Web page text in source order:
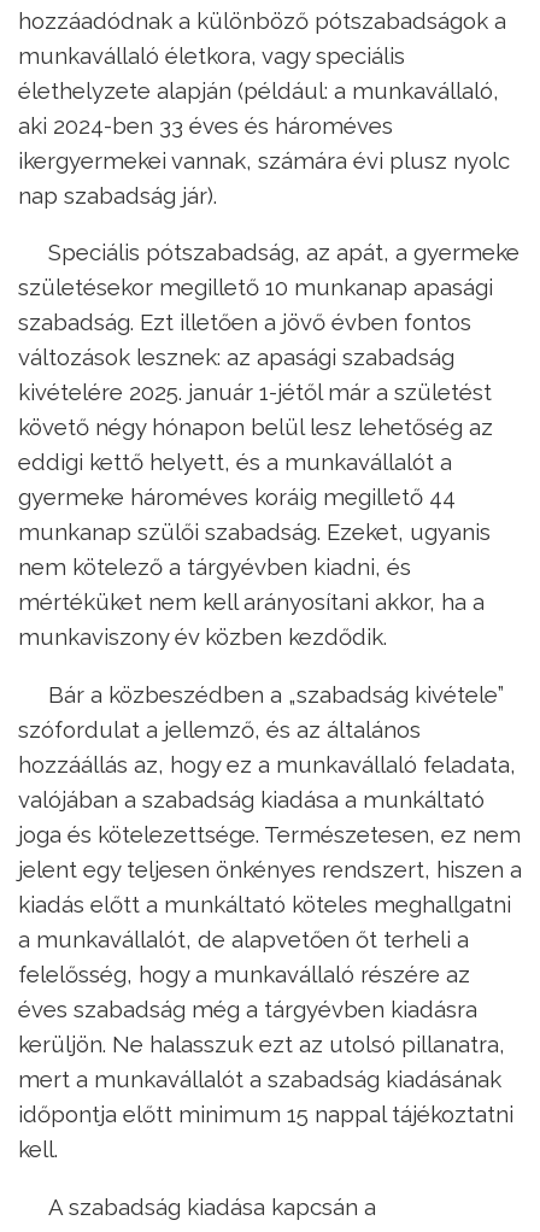
hozzáadódnak a különböző pótszabadságok a
munkavállaló életkora, vagy speciális
élethelyzete alapján (például: a munkavállaló,
aki 2024-ben 33 éves és hároméves
ikergyermekei vannak, számára évi plusz nyolc
nap szabadság jár).
Speciális pótszabadság, az apát, a gyermeke
születésekor megillető 10 munkanap apasági
szabadság. Ezt illetően a jövő évben fontos
változások lesznek: az apasági szabadság
kivételére 2025. január 1-jétől már a születést
követő négy hónapon belül lesz lehetőség az
eddigi kettő helyett, és a munkavállalót a
gyermeke hároméves koráig megillető 44
munkanap szülői szabadság. Ezeket, ugyanis
nem kötelező a tárgyévben kiadni, és
mértéküket nem kell arányosítani akkor, ha a
munkaviszony év közben kezdődik.
Bár a közbeszédben a „szabadság kivétele”
szófordulat a jellemző, és az általános
hozzáállás az, hogy ez a munkavállaló feladata,
valójában a szabadság kiadása a munkáltató
joga és kötelezettsége. Természetesen, ez nem
jelent egy teljesen önkényes rendszert, hiszen a
kiadás előtt a munkáltató köteles meghallgatni
a munkavállalót, de alapvetően őt terheli a
felelősség, hogy a munkavállaló részére az
éves szabadság még a tárgyévben kiadásra
kerüljön. Ne halasszuk ezt az utolsó pillanatra,
mert a munkavállalót a szabadság kiadásának
időpontja előtt minimum 15 nappal tájékoztatni
kell.
A szabadság kiadása kapcsán a